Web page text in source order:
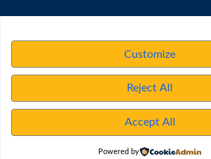
Customize
Reject All
Accept All
Powered by